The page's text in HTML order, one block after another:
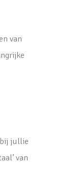
van
jullie
van